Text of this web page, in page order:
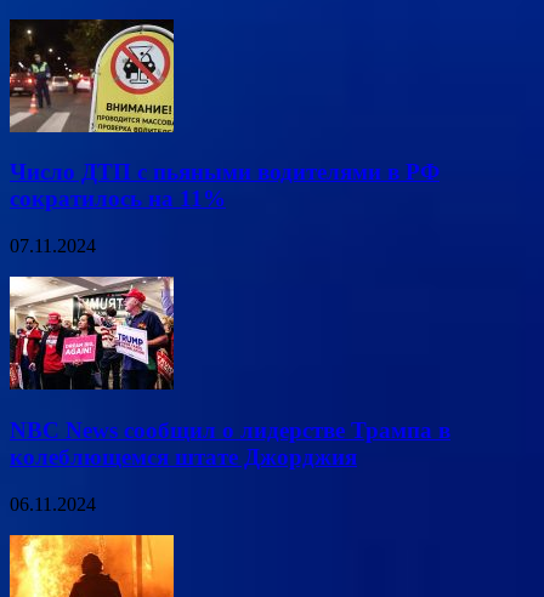
Число ДТП с пьяными водителями в РФ
сократилось на 11%
07.11.2024
NBC News сообщил о лидерстве Трампа в
колеблющемся штате Джорджия
06.11.2024